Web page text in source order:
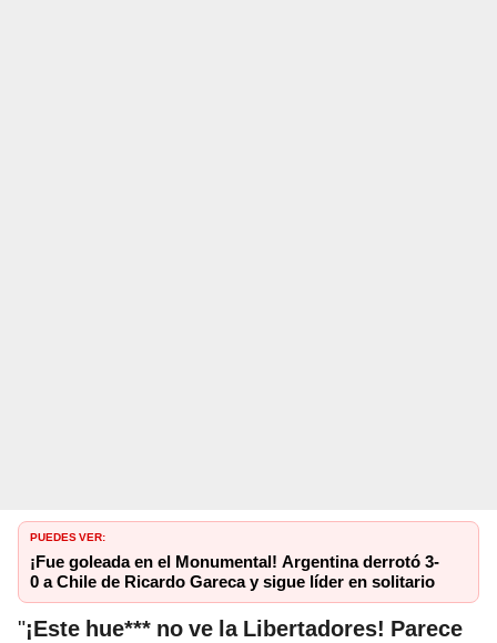
PUEDES VER:
¡Fue goleada en el Monumental! Argentina derrotó 3-
0 a Chile de Ricardo Gareca y sigue líder en solitario
"¡Este hue*** no ve la Libertadores! Parece